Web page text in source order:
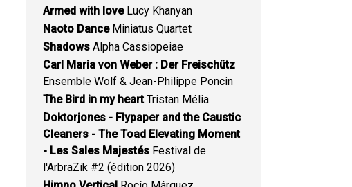
Armed with loveLucy Khanyan
Naoto DanceMiniatus Quartet
Shadows Alpha Cassiopeiae
Carl Maria von Weber : Der Freischütz
Ensemble Wolf & Jean-Philippe Poncin
The Bird in my heartTristan Mélia
Doktorjones - Flypaper and the Caustic
Cleaners - The Toad Elevating Moment
- Les Sales Majestés Festival de
l'ArbraZik #2 (édition 2026)